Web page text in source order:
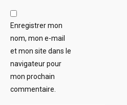
Enregistrer mon
nom, mon e-mail
et mon site dans le
navigateur pour
mon prochain
commentaire.